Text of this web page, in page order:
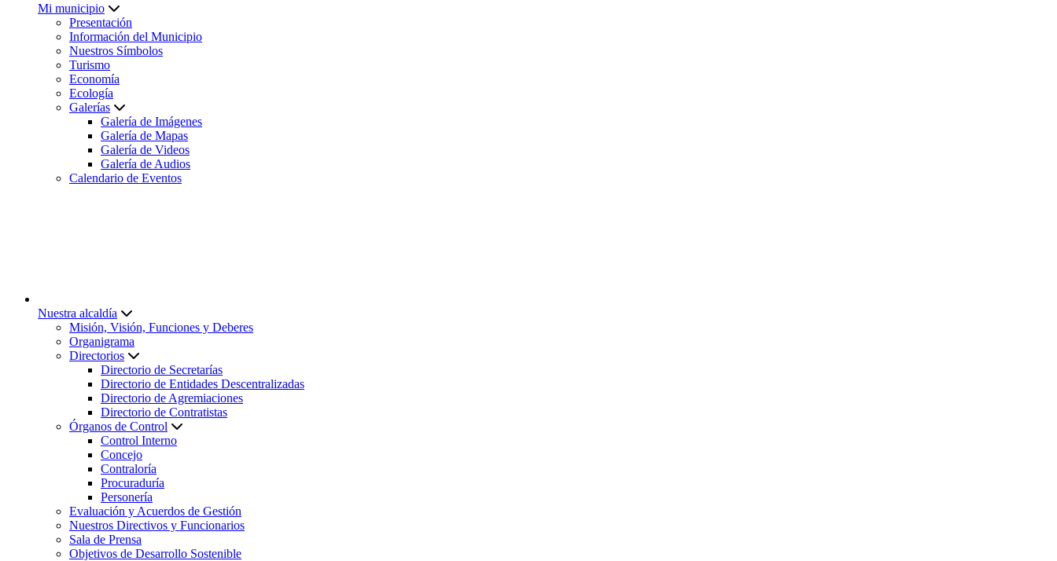
Mi municipio
Presentación
Información del Municipio
Nuestros Símbolos
Turismo
Economía
Ecología
Galerías
Galería de Imágenes
Galería de Mapas
Galería de Videos
Galería de Audios
Calendario de Eventos
Nuestra alcaldía
Misión, Visión, Funciones y Deberes
Organigrama
Directorios
Directorio de Secretarías
Directorio de Entidades Descentralizadas
Directorio de Agremiaciones
Directorio de Contratistas
Órganos de Control
Control Interno
Concejo
Contraloría
Procuraduría
Personería
Evaluación y Acuerdos de Gestión
Nuestros Directivos y Funcionarios
Sala de Prensa
Objetivos de Desarrollo Sostenible